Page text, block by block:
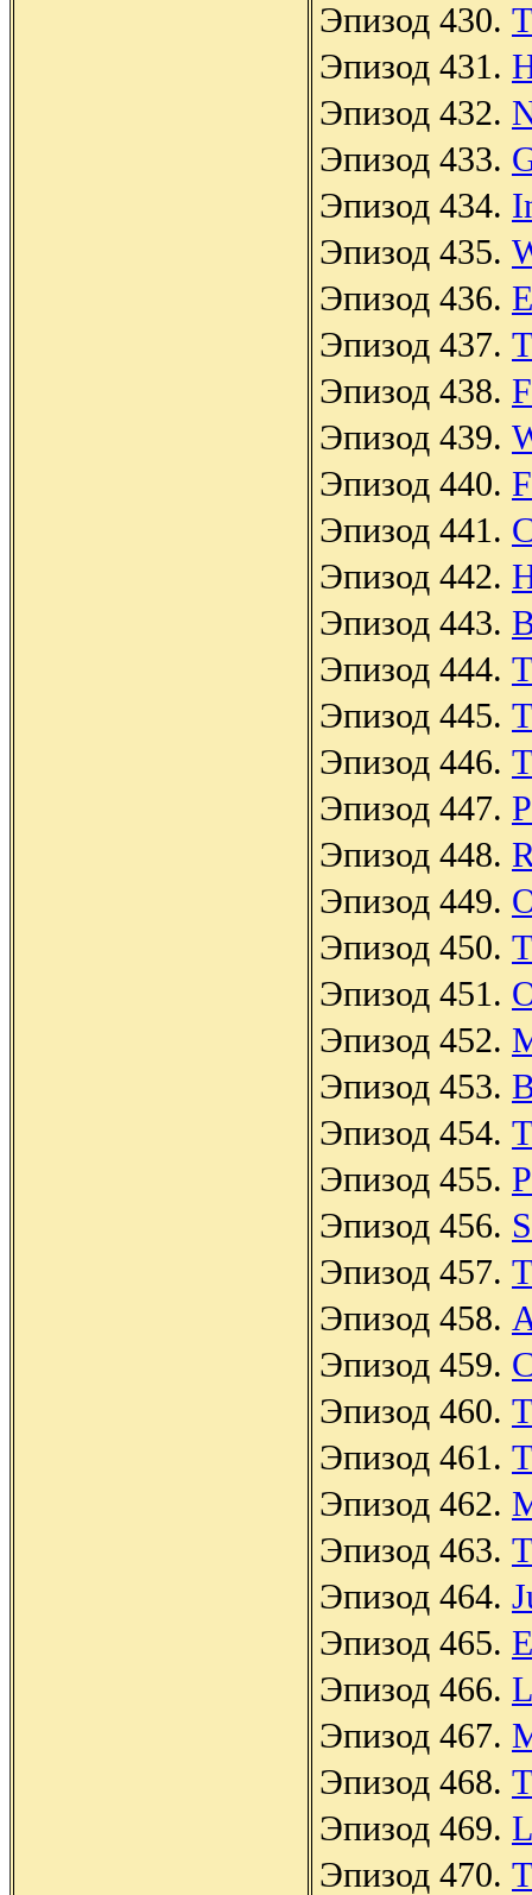
Эпизод 430.
Эпизод 431.
Эпизод 432.
Эпизод 433.
Эпизод 434.
Эпизод 435.
Эпизод 436.
Эпизод 437.
Эпизод 438.
Эпизод 439.
Эпизод 440.
Эпизод 441.
Эпизод 442.
Эпизод 443.
Эпизод 444.
Эпизод 445.
Эпизод 446.
Эпизод 447.
Эпизод 448.
Эпизод 449.
Эпизод 450.
Эпизод 451.
Эпизод 452.
Эпизод 453.
Эпизод 454.
Эпизод 455.
Эпизод 456.
Эпизод 457.
Эпизод 458.
Эпизод 459.
Эпизод 460.
Эпизод 461.
Эпизод 462.
Эпизод 463.
Эпизод 464.
Эпизод 465.
Эпизод 466.
Эпизод 467.
Эпизод 468.
Эпизод 469.
Эпизод 470.